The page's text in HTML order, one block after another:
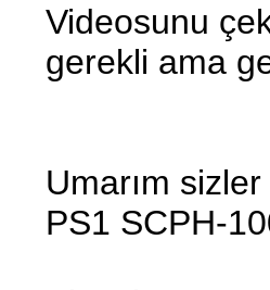
Videosunu
gerekli ama
Umarım
PS1 SCPH-